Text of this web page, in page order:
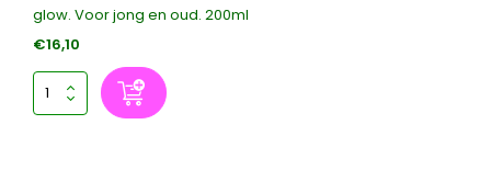
glow. Voor jong en oud. 200ml
€16,10